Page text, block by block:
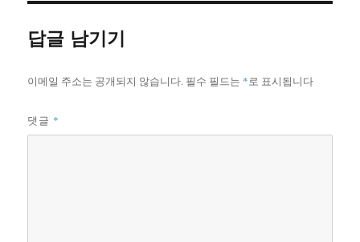
답글 남기기
이메일 주소는 공개되지 않습니다. 필수 필드는 *로 표시됩니다
댓글 *